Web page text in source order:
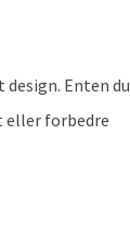
Enten du
eller forbedre